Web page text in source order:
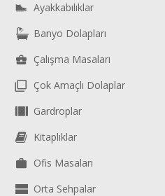
Ayakkabılıklar
Banyo Dolapları
Çalışma Masaları
Çok Amaçlı Dolaplar
Gardroplar
Kitaplıklar
Ofis Masaları
Orta Sehpalar